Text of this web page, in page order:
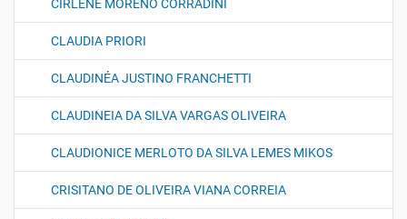
CIRLENE MORENO CORRADINI
CLAUDIA PRIORI
CLAUDINÉA JUSTINO FRANCHETTI
CLAUDINEIA DA SILVA VARGAS OLIVEIRA
CLAUDIONICE MERLOTO DA SILVA LEMES MIKOS
CRISITANO DE OLIVEIRA VIANA CORREIA